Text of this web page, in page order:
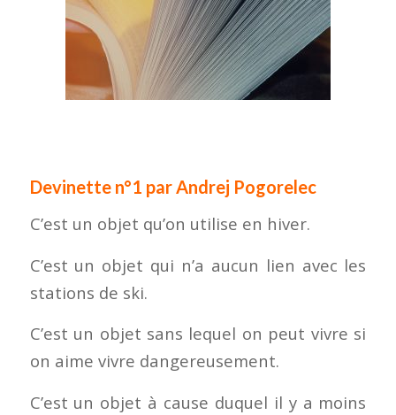
Devinette n°1 par Andrej Pogorelec
C’est un objet qu’on utilise en hiver.
C’est un objet qui n’a aucun lien avec les
stations de ski.
C’est un objet sans lequel on peut vivre si
on aime vivre dangereusement.
C’est un objet à cause duquel il y a moins